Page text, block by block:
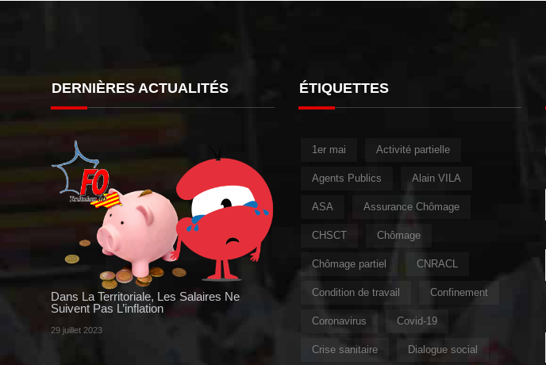
DERNIÈRES ACTUALITÉS
Dans La Territoriale, Les Salaires Ne
Suivent Pas L’inflation
29 juillet 2023
ÉTIQUETTES
1er mai Activité partielle
Agents Publics Alain VILA
ASA Assurance Chômage
CHSCT Chômage
Chômage partiel CNRACL
Condition de travail Confinement
Coronavirus Covid-19
Crise sanitaire Dialogue social